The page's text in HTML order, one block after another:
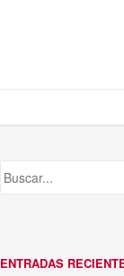
ENTRADAS